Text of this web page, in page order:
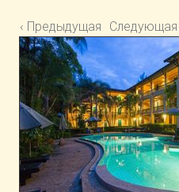
‹ Предыдущая Следующая